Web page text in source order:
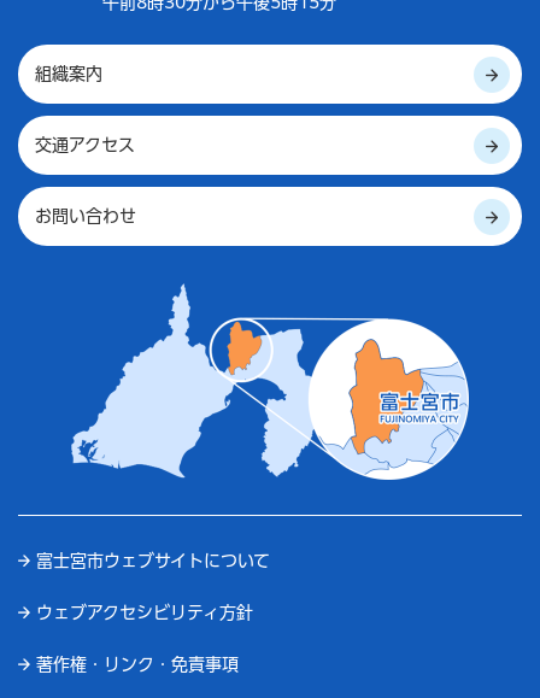
組織案内
交通アクセス
お問い合わせ
富士宮市ウェブサイトについて
ウェブアクセシビリティ方針
著作権・リンク・免責事項